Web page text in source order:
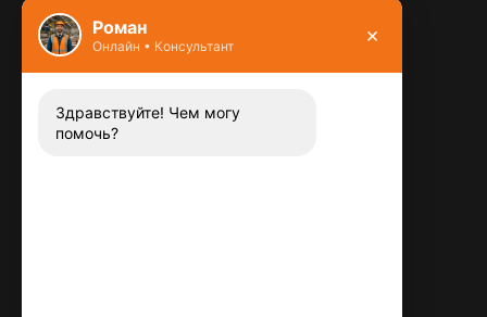
Контакты
Заказать звонок
Роман
Онлайн • Консультант ×
Здравствуйте! Чем могу
помочь?